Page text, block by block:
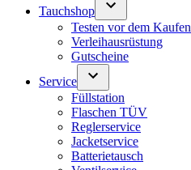
Tauchshop
Testen vor dem Kaufen
Verleihausrüstung
Gutscheine
Service
Füllstation
Flaschen TÜV
Reglerservice
Jacketservice
Batterietausch